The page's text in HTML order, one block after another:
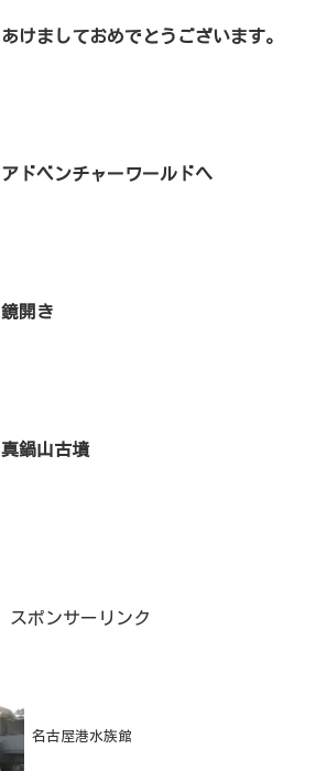
あけましておめでとうございます。
アドベンチャーワールドへ
鏡開き
真鍋山古墳
スポンサーリンク
名古屋港水族館